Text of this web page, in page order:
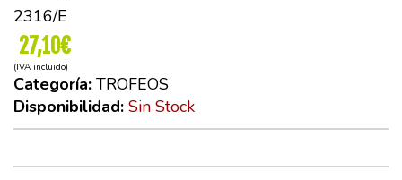
2316/E
27,10€
(IVA incluido)
Categoría: TROFEOS
Disponibilidad: Sin Stock